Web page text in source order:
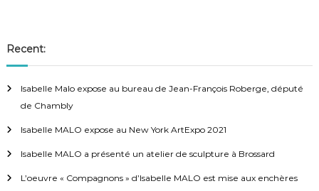
Recent:
Isabelle Malo expose au bureau de Jean-François Roberge, député
de Chambly
Isabelle MALO expose au New York ArtExpo 2021
Isabelle MALO a présenté un atelier de sculpture à Brossard
L’oeuvre « Compagnons » d’Isabelle MALO est mise aux enchères